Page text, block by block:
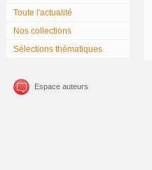
Toute l'actualité
Nos collections
Sélections thématiques
Espace auteurs